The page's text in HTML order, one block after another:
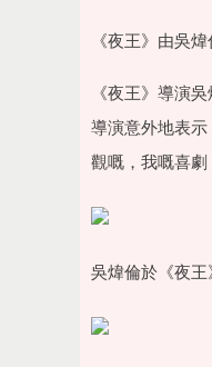
《夜王》由吳
《夜王》導演
導演意外地表
觀嘅，我嘅喜
吳煒倫於《夜王
-0.24%